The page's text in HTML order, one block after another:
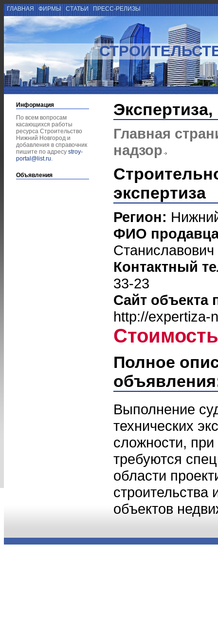
ГЛАВНАЯ ФИРМЫ СТАТЬИ ПРЕСС-РЕЛИЗЫ
Информация
По всем вопросам
касающихся работы
ресурса Строительство
Нижний Новгород и
добавления в справочник
пишите по адресу stroy-
portal@list.ru.
Объявления
Главная
надзор
экспертиза
Регион:
ФИО
Станиславович
Контактный
33-23
Сайт объекта
http://expertiza-
Полное
Выполнение
технических
сложности,
требуются
области
строительства
объектов